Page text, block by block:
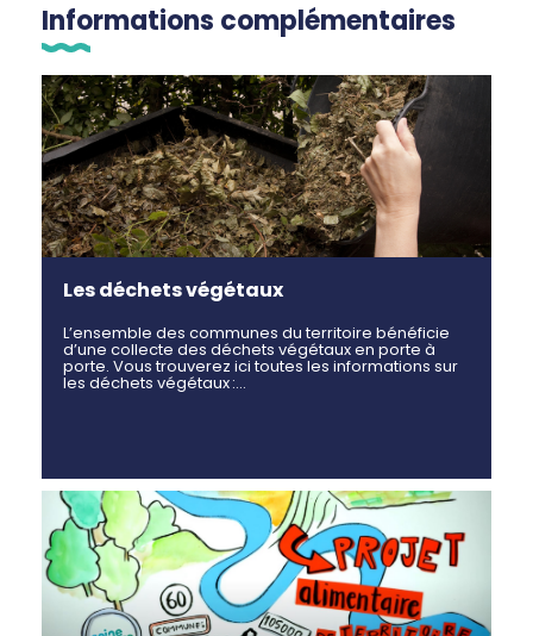
Informations complémentaires
Les déchets végétaux
L’ensemble des communes du territoire bénéficie
d’une collecte des déchets végétaux en porte à
porte. Vous trouverez ici toutes les informations sur
les déchets végétaux :…